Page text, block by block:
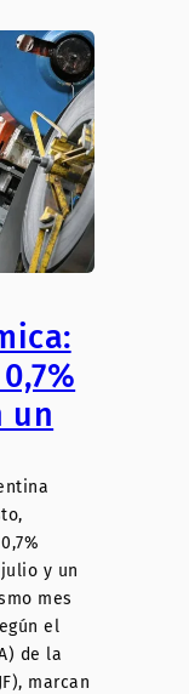
un
y un
mes
el
de la
marcan